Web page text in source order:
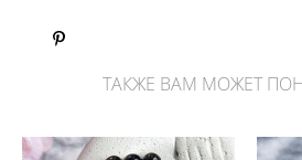
ТАКЖЕ ВАМ МОЖЕТ